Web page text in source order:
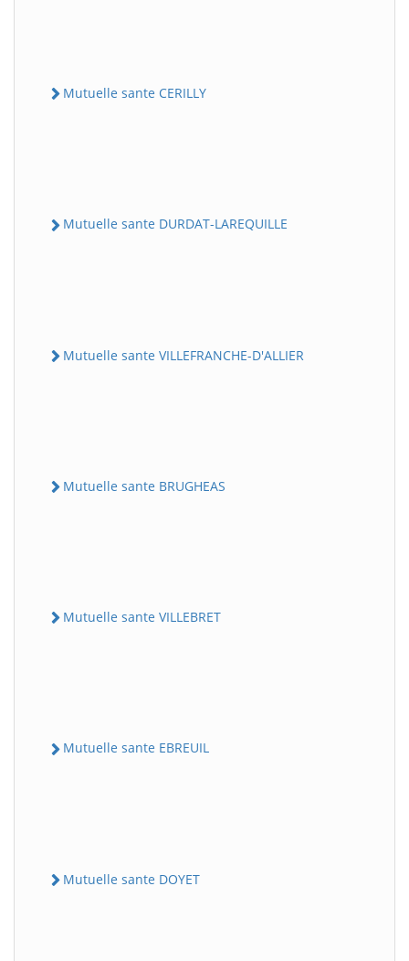
Mutuelle sante CERILLY
Mutuelle sante DURDAT-LAREQUILLE
Mutuelle sante VILLEFRANCHE-D'ALLIER
Mutuelle sante BRUGHEAS
Mutuelle sante VILLEBRET
Mutuelle sante EBREUIL
Mutuelle sante DOYET